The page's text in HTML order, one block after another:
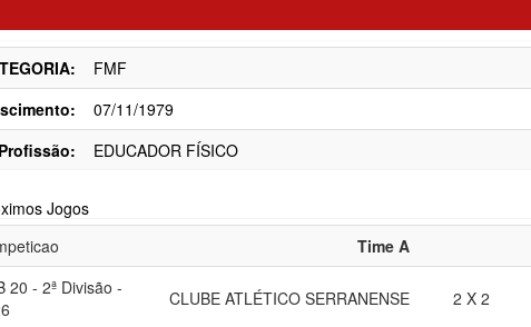
FMF
07/11/1979
Profissão:
EDUCADOR FÍSICO
Jogos
Time A
20 - 2ª Divisão -
CLUBE ATLÉTICO SERRANENSE 2 X 2